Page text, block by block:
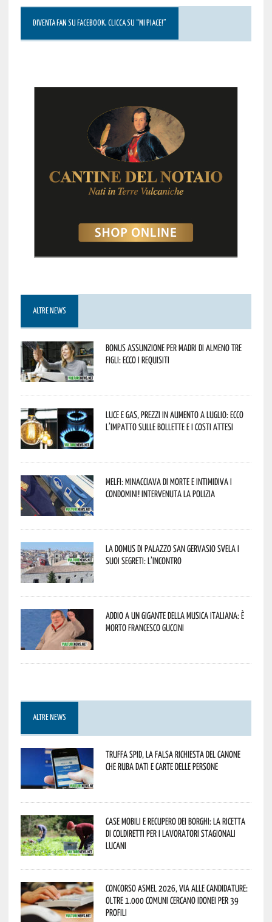
DIVENTA FAN SU FACEBOOK, CLICCA SU “MI PIACE!”
ALTRE NEWS
Bonus assunzione per madri di almeno tre
figli: ecco i requisiti
Luce e gas, prezzi in aumento a luglio: ecco
l’impatto sulle bollette e i costi attesi
Melfi: minacciava di morte e intimidiva i
condomini! Intervenuta la Polizia
La Domus di Palazzo San Gervasio svela i
suoi segreti: l’incontro
Addio a un gigante della musica italiana: è
morto Francesco Guccini
ALTRE NEWS
Truffa Spid, la falsa richiesta del canone
che ruba dati e carte delle persone
Case mobili e recupero dei borghi: la ricetta
di Coldiretti per i lavoratori stagionali
lucani
Concorso Asmel 2026, via alle candidature:
oltre 1.000 Comuni cercano idonei per 39
profili